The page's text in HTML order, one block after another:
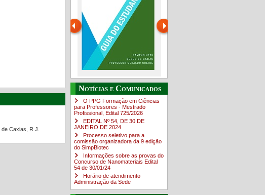
Caxias, R.J.
Guia do estudante
Notícias e Comunicados
O PPG Formação em Ciências
para Professores - Mestrado
Profissional, Edital ​725/202​6
EDITAL Nº 54, DE 30 DE
JANEIRO DE 2024
Processo seletivo para a
comissão organizadora da 9 edição
do SimpBiotec
Informações sobre as provas do
Concurso de Nanomateriais Edital
54 de 30/01/24
Horário de atendimento
Administração da Sede